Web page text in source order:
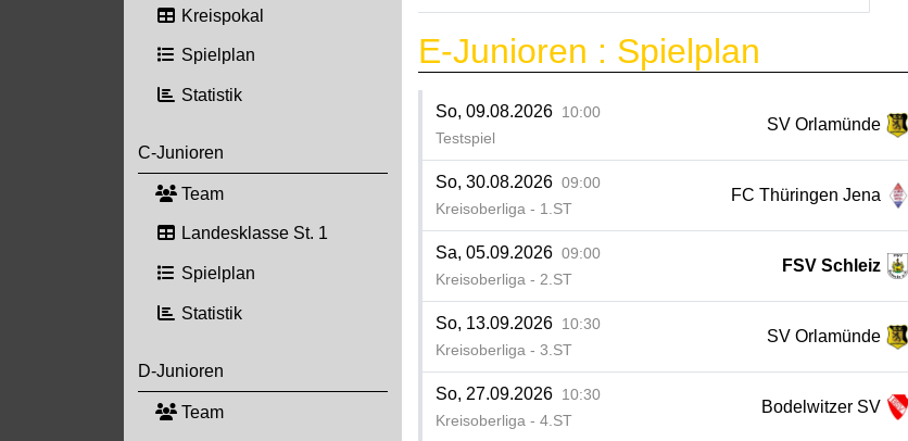
Kreispokal
Spielplan
Statistik
C-Junioren
Team
Landesklasse St. 1
Spielplan
Statistik
D-Junioren
Team
E-Junioren : Spielplan
So, 09.08.2026 10:00
Testspiel
SV Orlamünde
So, 30.08.2026 09:00
Kreisoberliga - 1.ST
FC Thüringen Jena
Sa, 05.09.2026 09:00
Kreisoberliga - 2.ST
FSV Schleiz
So, 13.09.2026 10:30
Kreisoberliga - 3.ST
SV Orlamünde
So, 27.09.2026 10:30
Kreisoberliga - 4.ST
Bodelwitzer SV